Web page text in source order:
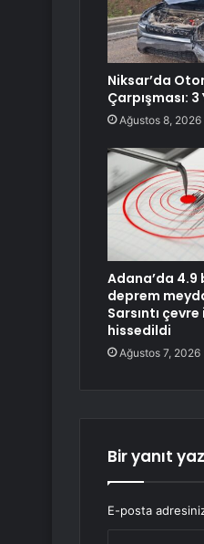
Niksar’da
Çarpışması: 3
Ağustos 8, 2026
Adana’da 4.9
deprem
Sarsıntı
hissedildi
Ağustos 7, 2026
Bir yanıt
E-posta